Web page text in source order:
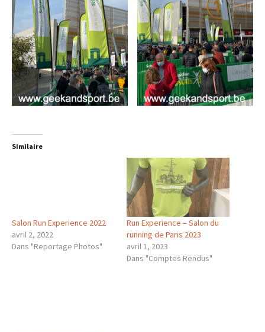
Similaire
Salon Run Experience 2022
avril 2, 2022
Dans "Reportage Photos"
Run Experience – Salon du
running de Paris 2023
avril 1, 2023
Dans "Comptes Rendus"